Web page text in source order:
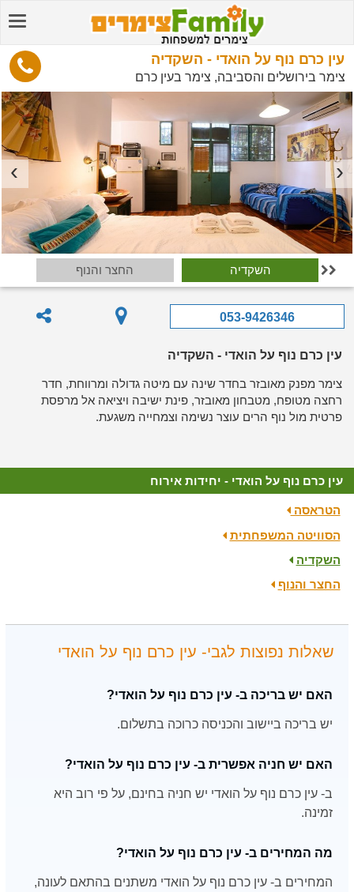
עין כרם נוף על הואדי - השקדיה
צימר בירושלים והסביבה, צימר בעין כרם
השקדיה החצר והנוף 
053-9426346
עין כרם נוף על הואדי - השקדיה
צימר מפנק מאובזר בחדר שינה עם מיטה גדולה ומרווחת, חדר
רחצה מטופח, מטבחון מאובזר, פינת ישיבה ויציאה אל מרפסת
פרטית מול נוף הרים עוצר נשימה וצמחייה משגעת.
עין כרם נוף על הואדי - יחידות אירוח
הטראסה
הסוויטה המשפחתית
השקדיה
החצר והנוף
שאלות נפוצות לגבי- עין כרם נוף על הואדי
האם יש בריכה ב- עין כרם נוף על הואדי?
יש בריכה ביישוב והכניסה כרוכה בתשלום.
האם יש חניה אפשרית ב- עין כרם נוף על הואדי?
ב- עין כרם נוף על הואדי יש חניה בחינם, על פי רוב היא
זמינה.
מה המחירים ב- עין כרם נוף על הואדי?
המחירים ב- עין כרם נוף על הואדי משתנים בהתאם לעונה,